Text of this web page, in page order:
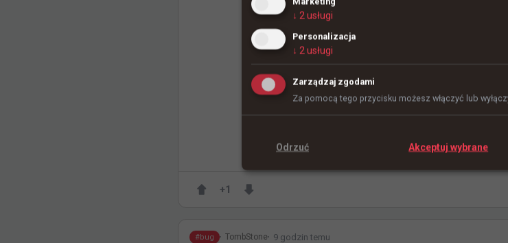
2
+1
#bug TombStone 9 godzin temu
↓ 2usługi
Personalizacja
↓ 2usługi
Zarządzaj zgodami
Za pomocą tego przycisku możesz włączyć lub
Odrzuć Akceptuj wybrane